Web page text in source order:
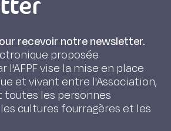
recevoir notre newsletter.
proposée
vise la mise en place
et vivant entre l'Association,
les personnes
cultures fourragères et les